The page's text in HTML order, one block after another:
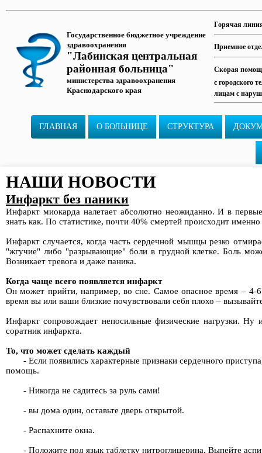
Государственное бюджетное учреждение
здравоохранения
"Лабинская центральная
районная больница"
министерства здравоохранения
Краснодарского края
Горячая
Приемное
Скорая
с городского
лицам с
ГЛАВНАЯ О БОЛЬНИЦЕ СТРУКТУРА
НАШИ НОВОСТИ
Инфаркт без паники
Инфаркт миокарда налетает абсолютно неожиданно. И в
знать как. По статистике, почти 40% смертей происходит именно
Инфаркт случается, когда часть сердечной мышцы резко
"жгучие" либо "разрывающие" боли в грудной клетке. Боль
Возникает тревога и даже паника.
Когда чаще всего появляется инфаркт
Он может прийти, например, во сне. Самое опасное время – 4-6
время вы или ваши близкие почувствовали себя плохо –
Инфаркт сопровождает непосильные физические нагрузки.
соратник инфаркта.
То, что может сделать каждый
- Если появились характерные признаки сердечного
помощь.
- Никогда не садитесь за руль сами!
- вы дома один, оставьте дверь открытой.
- Распахните окна.
- Положите под язык таблетку нитроглицерина. Выпейте